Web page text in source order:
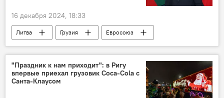
16 декабря 2024, 18:33
Литва Грузия
Евросоюз
Санкции
"Праздник к нам приходит": в Ригу
впервые приехал грузовик Coca-Cola с
Санта-Клаусом